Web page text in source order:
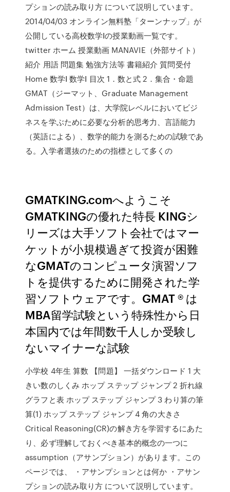
プションの読み取り方 について説明しています。
2014/04/03 オンライン無料塾「ターンナップ」が
公開している高校数学Ⅰの授業動画一覧です。
twitter ホーム 授業動画 MANAVIE（外部サイト）
紹介 用語 問題集 勉強方法等 書籍紹介 質問受付
Home 数学Ⅰ 数学Ⅰ 目次 1．数と式 2．集合・命題
GMAT（ジーマット、Graduate Management
Admission Test）は、大学院レベルにおいてビジ
ネスを学ぶために必要な分析的思考力、言語能力
（英語による）、数学的能力を測るための試験であ
る。入学者選抜のための指標として多くの
GMATKING.comへようこそ
GMATKINGの優れた特長 KINGシ
リーズは大手ソフト会社ではマー
ケットが小規模過ぎて投資が困難
なGMATのコンピュータ演習ソフ
トを提供するために開発された学
習ソフトウェアです。GMAT ® は
MBA留学試験という特殊性から日
本国内では年間数千人しか受験し
ないマイナーな試験
小学校 4年生 算数 【問題】 一括ダウンロード 1 大
きい数のしくみ ホップ ステップ ジャンプ 2 折れ線
グラフと表 ホップ ステップ ジャンプ 3 わり算の筆
算(1) ホップ ステップ ジャンプ 4 角の大きさ
Critical Reasoning(CR)の解き方を学習するにあた
り、必ず理解しておくべき基本的概念の一つに
assumption（アサンプション）があります。この
ページでは、 ・アサンプションとは何か ・アサン
プションの読み取り方 について説明しています。